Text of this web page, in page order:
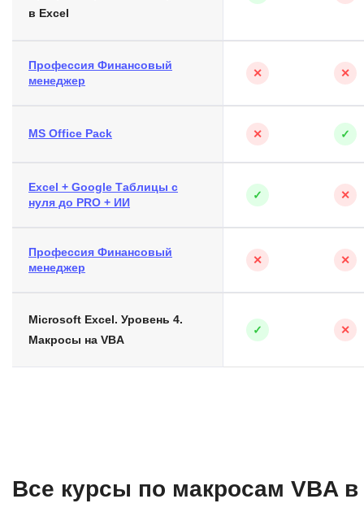
в Excel
Профессия Финансовый
менеджер
✕ ✕
MS Office Pack ✕ ✓
Excel + Google Таблицы с
нуля до PRO + ИИ
✓ ✕
Профессия Финансовый
менеджер
✕ ✕
Microsoft Excel. Уровень 4.
Макросы на VBA
✓ ✕
Все курсы по макросам VBA